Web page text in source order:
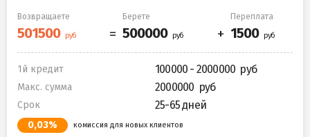
Возвращаете Берете Переплата
1й кредит 100000 - 2000000
Макс. сумма 2000000
Срок 25-65 дней
0,03% комиссия для новых клиентов